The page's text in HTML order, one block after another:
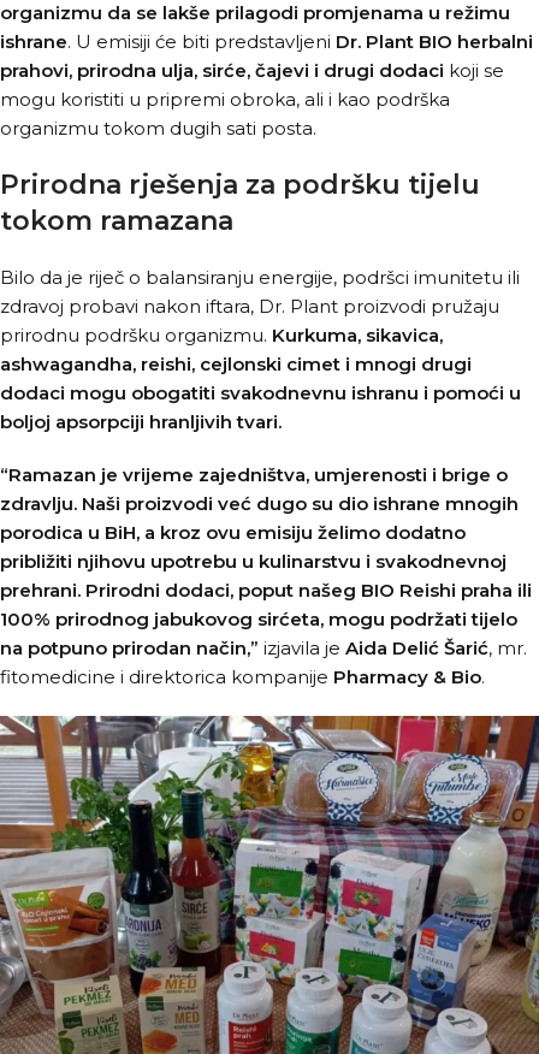
organizmu da se lakše prilagodi promjenama u režimu
ishrane. U emisiji će biti predstavljeni Dr. Plant BIO herbalni
prahovi, prirodna ulja, sirće, čajevi i drugi dodaci koji se
mogu koristiti u pripremi obroka, ali i kao podrška
organizmu tokom dugih sati posta.
Prirodna rješenja za podršku tijelu
tokom ramazana
Bilo da je riječ o balansiranju energije, podršci imunitetu ili
zdravoj probavi nakon iftara, Dr. Plant proizvodi pružaju
prirodnu podršku organizmu. Kurkuma, sikavica,
ashwagandha, reishi, cejlonski cimet i mnogi drugi
dodaci mogu obogatiti svakodnevnu ishranu i pomoći u
boljoj apsorpciji hranljivih tvari.
“Ramazan je vrijeme zajedništva, umjerenosti i brige o
zdravlju. Naši proizvodi već dugo su dio ishrane mnogih
porodica u BiH, a kroz ovu emisiju želimo dodatno
približiti njihovu upotrebu u kulinarstvu i svakodnevnoj
prehrani. Prirodni dodaci, poput našeg BIO Reishi praha ili
100% prirodnog jabukovog sirćeta, mogu podržati tijelo
na potpuno prirodan način,” izjavila je Aida Delić Šarić, mr.
fitomedicine i direktorica kompanije Pharmacy & Bio.